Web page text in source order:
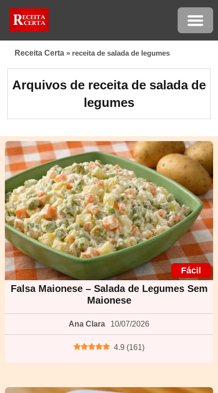
Receita Certa » receita de salada de legumes
Arquivos de receita de salada de
legumes
Fácil
Falsa Maionese – Salada de Legumes Sem
Maionese
Ana Clara 10/07/2026
4.9 (161)